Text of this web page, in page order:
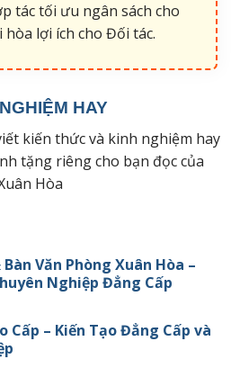
tác tối ưu ngân sách cho
hòa lợi ích cho Đối tác.
HAY
kiến thức và kinh nghiệm hay
tặng riêng cho bạn đọc của
Hòa
Văn Phòng Xuân Hòa –
Nghiệp Đẳng Cấp
Cấp – Kiến Tạo Đẳng Cấp và